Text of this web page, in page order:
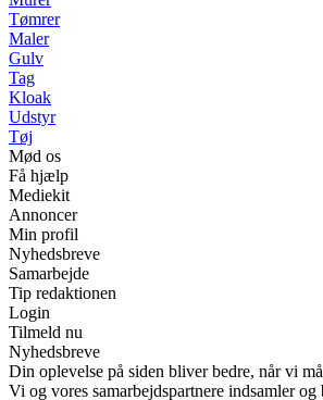
Tømrer
Maler
Gulv
Tag
Kloak
Udstyr
Tøj
Mød os
Få hjælp
Mediekit
Annoncer
Min profil
Nyhedsbreve
Samarbejde
Tip redaktionen
Login
Tilmeld nu
Nyhedsbreve
Din oplevelse på siden bliver bedre, når vi
Vi og vores samarbejdspartnere indsamler